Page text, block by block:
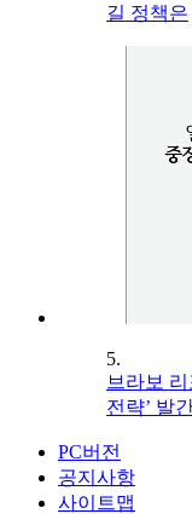
길 정책은
5.
브라보 리
전략’ 발
PC버전
공지사항
사이트맵